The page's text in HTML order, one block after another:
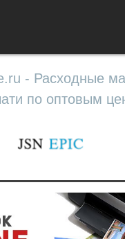
- Расходные
по оптовым